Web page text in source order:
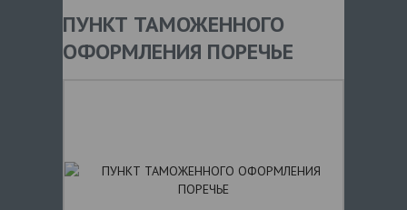
ПУНКТ ТАМОЖЕННОГО
ОФОРМЛЕНИЯ ПОРЕЧЬЕ